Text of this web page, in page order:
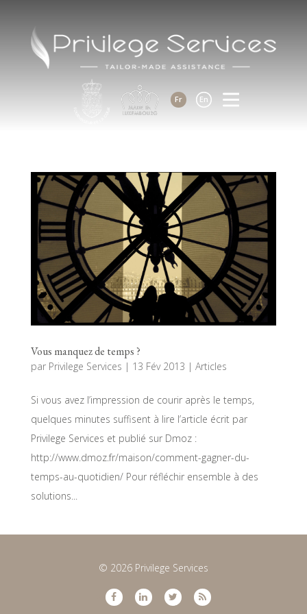
Fr En
Vous manquez de temps ?
par Privilege Services | 13 Fév 2013 | Articles
Si vous avez l’impression de courir après le temps,
quelques minutes suffisent à lire l’article écrit par
Privilege Services et publié sur Dmoz :
http://www.dmoz.fr/maison/comment-gagner-du-
temps-au-quotidien/ Pour réfléchir ensemble à des
solutions...
© 2026 Privilege Services